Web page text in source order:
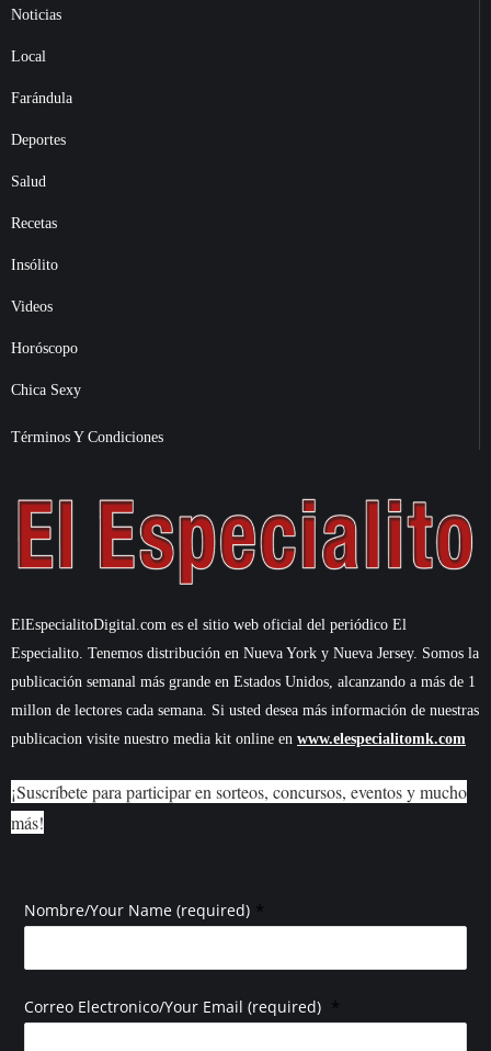
Noticias
Local
Farándula
Deportes
Salud
Recetas
Insólito
Videos
Horóscopo
Chica Sexy
Términos Y Condiciones
ElEspecialitoDigital.com es el sitio web oficial del periódico El
Especialito. Tenemos distribución en Nueva York y Nueva Jersey. Somos la
publicación semanal más grande en Estados Unidos, alcanzando a más de 1
millon de lectores cada semana. Si usted desea más información de nuestras
publicacion visite nuestro media kit online en www.elespecialitomk.com
¡Suscríbete para participar en sorteos, concursos, eventos y mucho
más!
Nombre/Your Name (required) *
Correo Electronico/Your Email (required) *